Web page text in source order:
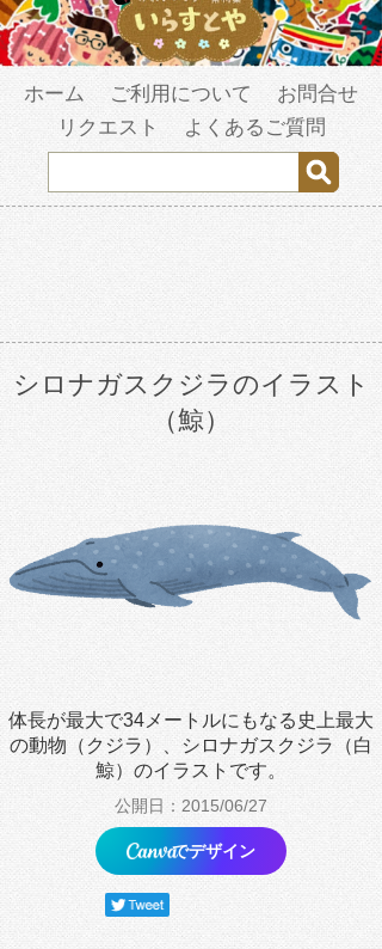
ホーム ご利用について
お問合せ
リクエスト
よくあるご質問
シロナガスクジラのイラスト
（鯨）
体長が最大で34メートルにもなる史上最大
の動物（クジラ）、シロナガスクジラ（白
鯨）のイラストです。
公開日：2015/06/27
でデザイン